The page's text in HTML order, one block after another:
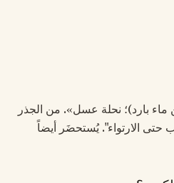
بارد)؛ نحلة عسل». من الجذر
الارتواء". يُستحضَر أيضاً